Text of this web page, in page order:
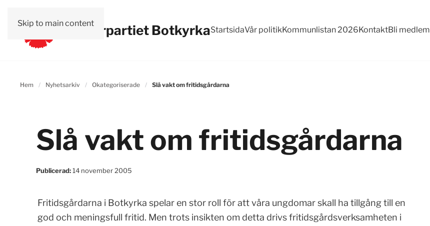
Skip to main contentVänsterpartiet BotkyrkaStartsidaVår politikKommunlistan 2026KontaktBli medlem
Hem Nyhetsarkiv Okategoriserade Slå vakt om fritidsgårdarna
Slå vakt om fritidsgårdarna
Publicerad:14 november 2005
Fritidsgårdarna i Botkyrka spelar en stor roll för att våra ungdomar skall ha tillgång till en
god och meningsfull fritid. Men trots insikten om detta drivs fritidsgårdsverksamheten i